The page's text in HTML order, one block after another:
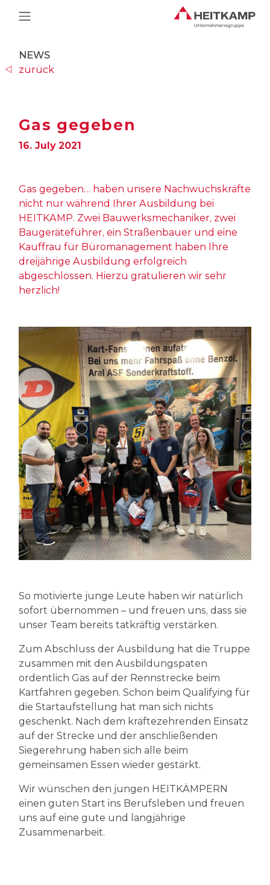
Main Navigation
NEWS
zurück
Gas gegeben
16. July 2021
Gas gegeben… haben unsere Nachwuchskräfte
nicht nur während Ihrer Ausbildung bei
HEITKAMP. Zwei Bauwerksmechaniker, zwei
Baugeräteführer, ein Straßenbauer und eine
Kauffrau für Büromanagement haben Ihre
dreijährige Ausbildung erfolgreich
abgeschlossen. Hierzu gratulieren wir sehr
herzlich!
So motivierte junge Leute haben wir natürlich
sofort übernommen – und freuen uns, dass sie
unser Team bereits tatkräftig verstärken.
Zum Abschluss der Ausbildung hat die Truppe
zusammen mit den Ausbildungspaten
ordentlich Gas auf der Rennstrecke beim
Kartfahren gegeben. Schon beim Qualifying für
die Startaufstellung hat man sich nichts
geschenkt. Nach dem kräftezehrenden Einsatz
auf der Strecke und der anschließenden
Siegerehrung haben sich alle beim
gemeinsamen Essen wieder gestärkt.
Wir wünschen den jungen HEITKÄMPERN
einen guten Start ins Berufsleben und freuen
uns auf eine gute und langjährige
Zusammenarbeit.